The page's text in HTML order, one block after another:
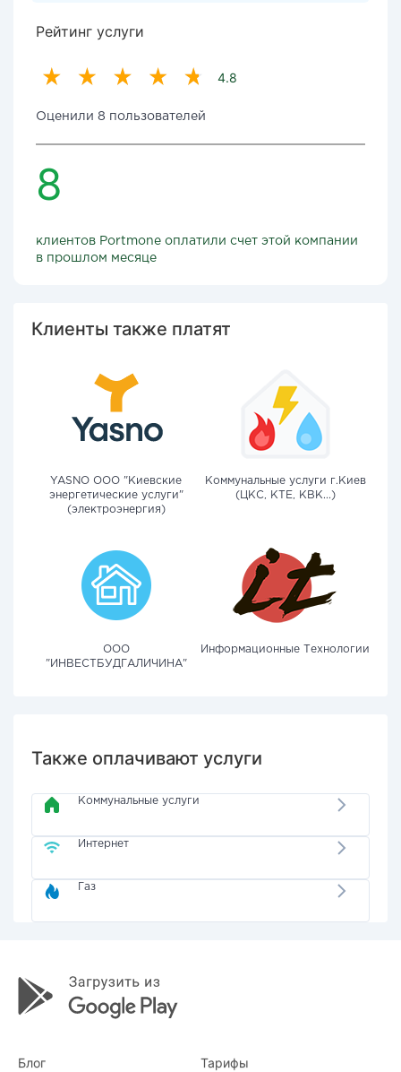
Рейтинг услуги
4.8
Оценили 8 пользователей
8
клиентов Portmone оплатили счет этой компании
в прошлом месяце
Клиенты также платят
YASNO OOO "Киевские
энергетические услуги"
(электроэнергия)
Коммунальные услуги г.Киев
(ЦКС, КТЕ, КВК...)
ООО
"ИНВЕСТБУДГАЛИЧИНА"
Информационные Технологии
Также оплачивают услуги
Коммунальные услуги
Интернет
Газ
Блог Тарифы